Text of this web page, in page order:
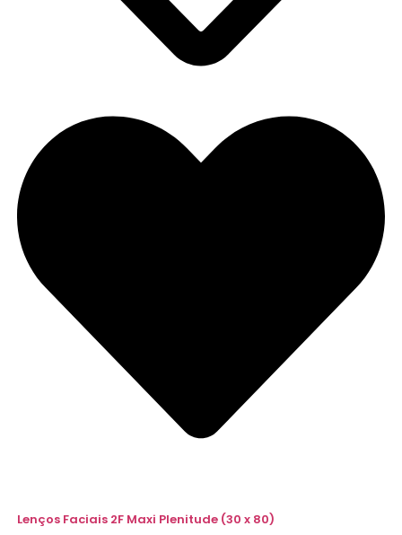
Lenços Faciais 2F Maxi Plenitude (30 x 80)